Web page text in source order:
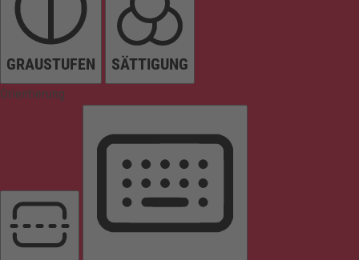
GRAUSTUFEN SÄTTIGUNG
Orientierung